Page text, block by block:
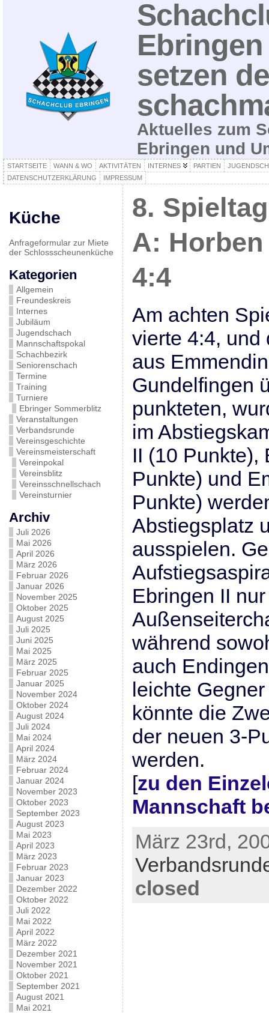
setzen
Aktuelles zum
Ebringen und
STARTSEITE WANN & WO AKTIVITÄTEN INTERNES PARTIEN
DATENSCHUTZERKLÄRUNG
IMPRESSUM
Küche
Anfrageformular zur Miete
der Schlossscheunenküche
Kategorien
Allgemein
Freundeskreis
Internes
Jubiläum
Jugendschach
Mannschaftspokal
Schachbezirk
Seniorenschach
Termine
Training
Turniere
Ebringer Sommerblitz
Veranstaltungen
Verbandsrunde
Vereinsgeschichte
Vereinsmeisterschaft
Vereinpokal
Vereinsblitz
Vereinsschnellschach
Vereinsturnier
Archiv
Juli 2026
Mai 2026
April 2026
März 2026
Februar 2026
Januar 2026
November 2025
Oktober 2025
August 2025
Juli 2025
Juni 2025
Mai 2025
März 2025
Februar 2025
Januar 2025
November 2024
Oktober 2024
August 2024
Juli 2024
Mai 2024
April 2024
März 2024
Februar 2024
Januar 2024
November 2023
Oktober 2023
September 2023
August 2023
Mai 2023
April 2023
März 2023
Februar 2023
Januar 2023
Dezember 2022
Oktober 2022
Juli 2022
Mai 2022
April 2022
März 2022
Dezember 2021
November 2021
Oktober 2021
September 2021
August 2021
Mai 2021
8.
A:
4:4
Am achten
vierte 4:4, und
aus
Gundelfingen
punkteten,
im
II (10 Punkte),
Punkte) und
Punkte)
Abstiegsplatz
ausspielen.
Ebringen II nur
während
auch
leichte
könnte die
der neuen 3-
werden.
[zu den
Mannschaft
März 23rd,
closed